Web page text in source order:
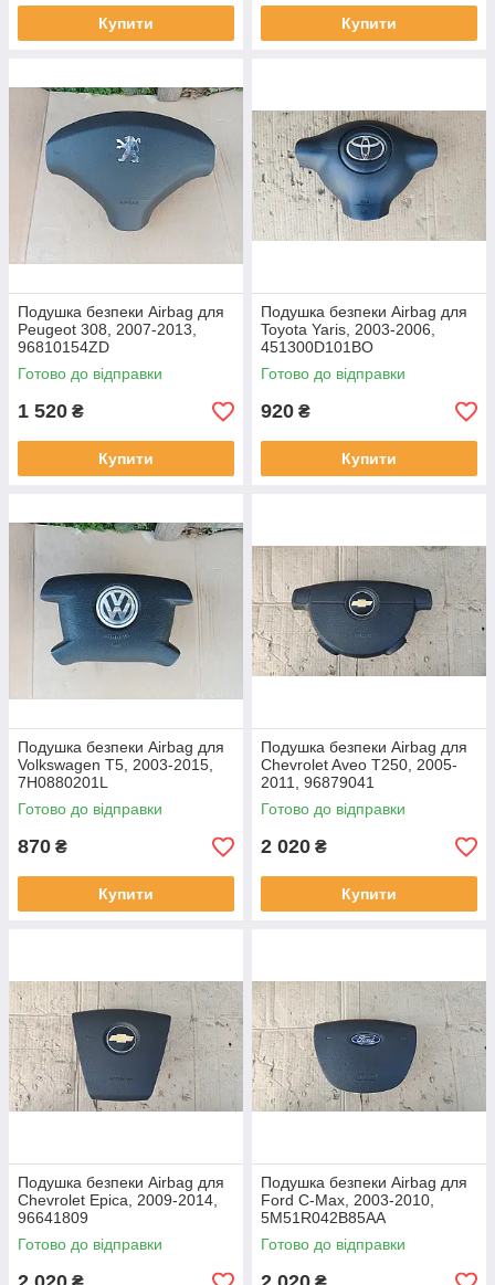
Купити Купити
Подушка безпеки Airbag для
Peugeot 308, 2007-2013,
96810154ZD
Готово до відправки
1 520 ₴
Купити
Подушка безпеки Airbag для
Toyota Yaris, 2003-2006,
451300D101BO
Готово до відправки
920 ₴
Купити
Подушка безпеки Airbag для
Volkswagen T5, 2003-2015,
7H0880201L
Готово до відправки
870 ₴
Купити
Подушка безпеки Airbag для
Chevrolet Aveo T250, 2005-
2011, 96879041
Готово до відправки
2 020 ₴
Купити
Подушка безпеки Airbag для
Chevrolet Epica, 2009-2014,
96641809
Готово до відправки
Подушка безпеки Airbag для
Ford C-Max, 2003-2010,
5M51R042B85AA
Готово до відправки